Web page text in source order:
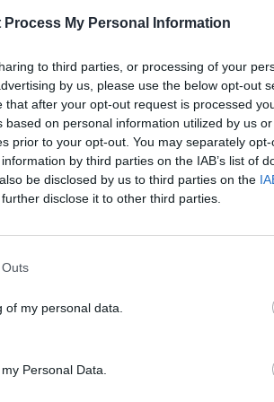
Process My Personal Information
to third parties, or processing of your
by us, please use the below opt-out
after your opt-out request is processed
on personal information utilized by us
prior to your opt-out. You may separately
by third parties on the IAB’s list of
be disclosed by us to third parties on the
disclose it to other third parties.
my personal data.
Personal Data.
realitat virtual i augmentada
tecnologia en
realçar algunes de
realització de manteniments a
concrets, i creació
a fer les primeres
autònoms, professionals en
al dia d'avui s'han realitzat 23
i 45 empreses o